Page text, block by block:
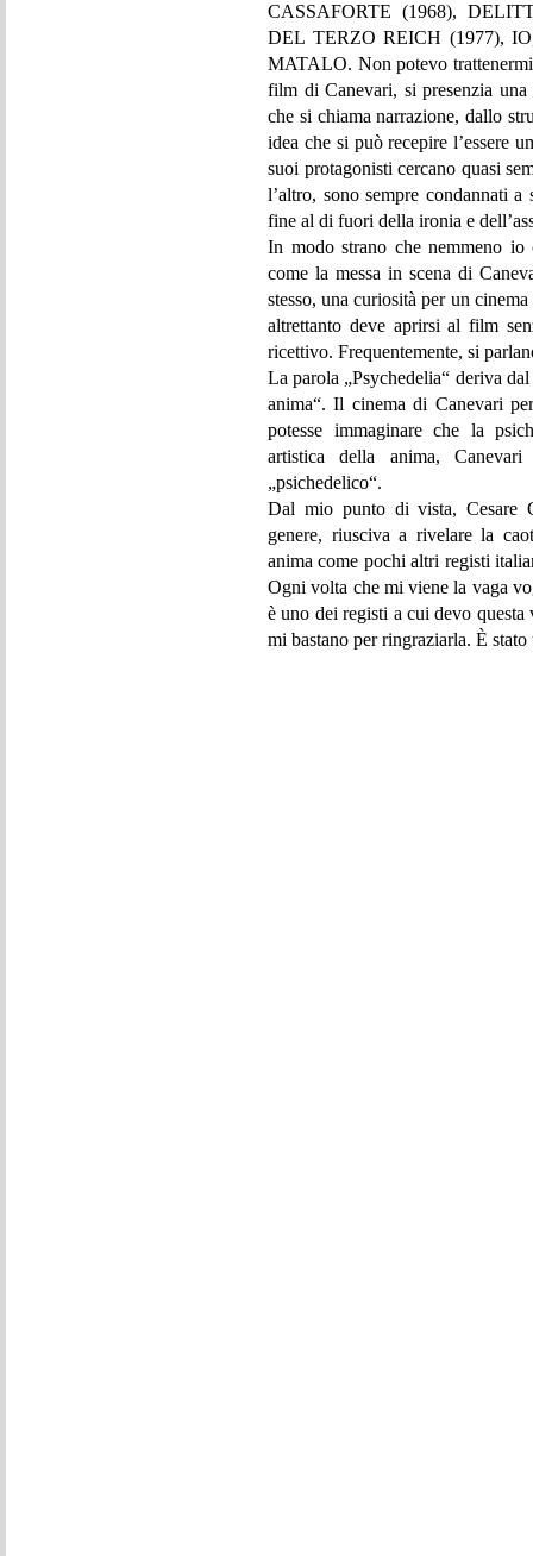
CASSAFORTE (1968),
DEL TERZO REICH (1977),
MATALO. Non potevo
film di Canevari, si presenzia
che si chiama narrazione, dallo
idea che si può recepire l’essere
suoi protagonisti cercano quasi
l’altro, sono sempre condannati
fine al di fuori della ironia e
In modo strano che nemmeno io
come la messa in scena di
stesso, una curiosità per un
altrettanto deve aprirsi al film
ricettivo. Frequentemente, si
La parola „Psychedelia“ deriva
anima“. Il cinema di Canevari
potesse immaginare che la
artistica della anima,
„psichedelico“.
Dal mio punto di vista, Cesare
genere, riusciva a rivelare la
anima come pochi altri registi
Ogni volta che mi viene la vaga
è uno dei registi a cui devo
mi bastano per ringraziarla. È